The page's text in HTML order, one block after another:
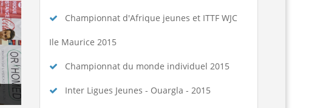
Championnat d'Afrique jeunes et ITTF WJC
Ile Maurice 2015
Championnat du monde individuel 2015
Inter Ligues Jeunes - Ouargla - 2015